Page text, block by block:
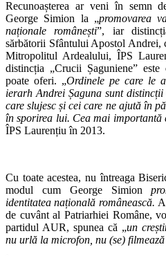
Recunoașterea ar veni în semn
George Simion la „promovarea
naționale românești”, iar
sărbătorii Sfântului Apostol Andrei,
Mitropolitul Ardealului, ÎPS
distincția „Crucii Șaguniene”
poate oferi. „Ordinele pe care le
ierarh Andrei Șaguna sunt
care slujesc și cei care ne ajută în
în sporirea lui. Cea mai importantă
ÎPS Laurențiu în 2013.
Cu toate acestea, nu întreaga
modul cum George Simion
identitatea națională românească.
de cuvânt al Patriarhiei Române,
partidul AUR, spunea că „un
nu urlă la microfon, nu (se)